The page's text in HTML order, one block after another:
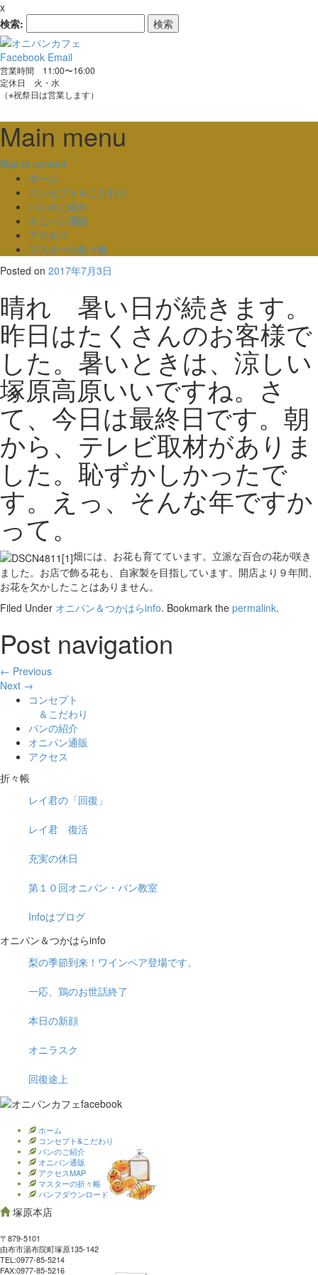
x
検索:
Facebook Email
営業時間 11:00〜16:00
定休日 火・水
（※祝祭日は営業します）
Main menu
Skip to content
ホーム
コンセプト＆こだわり
パンのご紹介
オニパン通販
アクセス
マスターの折々帳
Posted on 2017年7月3日
晴れ 暑い日が続きます。
昨日はたくさんのお客様で
した。暑いときは、涼しい
塚原高原いいですね。さ
て、今日は最終日です。朝
から、テレビ取材がありま
した。恥ずかしかったで
す。えっ、そんな年ですか
って。
畑には、お花も育てています。立派な百合の花が咲き
ました。お店で飾る花も、自家製を目指しています。開店より９年間、
お花を欠かしたことはありません。
Filed Under オニパン＆つかはらinfo. Bookmark the permalink.
Post navigation
← Previous
Next →
コンセプト
＆こだわり
パンの紹介
オニパン通販
アクセス
折々帳
レイ君の「回復」
レイ君 復活
充実の休日
第１０回オニパン・パン教室
Infoはブログ
オニパン＆つかはらinfo
梨の季節到来！ワインペア登場です。
一応、鶏のお世話終了
本日の新顔
オニラスク
回復途上
ホーム
コンセプト&こだわり
パンのご紹介
オニパン通販
アクセスMAP
マスターの折々帳
パンフダウンロード
塚原本店
〒879-5101
由布市湯布院町塚原135-142
TEL:0977‐85-5214
FAX:0977‐85-5216